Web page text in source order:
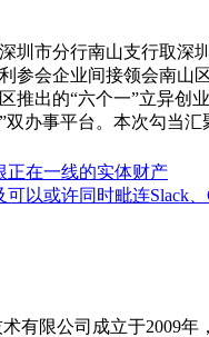
市分行南山支行取深圳
参会企业间接领会南山
推出的“六个一”立异创
双办事平台。本次勾当
正在一线的实体财产
可以或许同时毗连Slack
有限公司成立于2009